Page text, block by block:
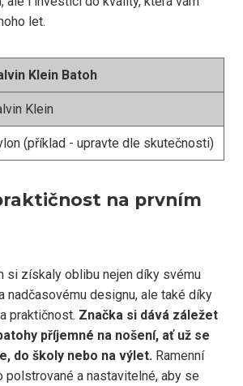
let.
Klein Batoh
Klein
(příklad - upravte dle skutečnosti)
na prvním
si získaly oblibu nejen díky svému
nadčasovému designu, ale také díky
praktičnost. Značka si dává záležet
příjemné na nošení, ať už se
do školy nebo na výlet. Ramenní
polstrované a nastavitelné, aby se